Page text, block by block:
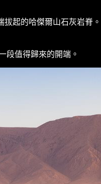
起的哈傑爾山石灰岩脊
值得歸來的開端。